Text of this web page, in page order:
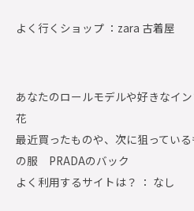
よく行くショップ ： zara 古着屋
あなたのロールモデルや好きなイ
花
最近買ったものや、次に狙ってい
の服 PRADAのバック
よく利用するサイトは？ ： なし